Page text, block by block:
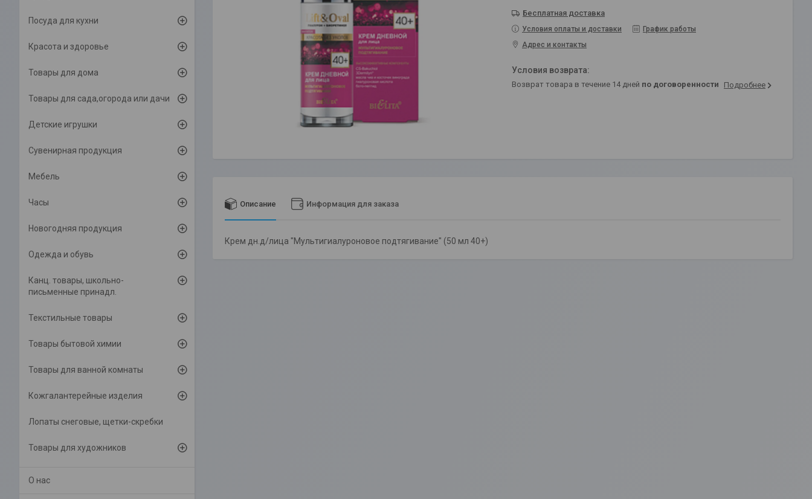
Бесплатная доставка
Условия оплаты и доставки
График работы
Адрес и контакты
возврат товара в течение 14 дней по договоренности Подробнее
Описание Информация для заказа
Крем дн.д/лица "Мультигиалуроновое подтягивание" (50 мл 40+)
Посуда для кухни
Красота и здоровье
Товары для дома
Товары для сада,огорода или дачи
Детские игрушки
Сувенирная продукция
Мебель
Часы
Новогодняя продукция
Одежда и обувь
Канц. товары, школьно-
письменные принадл.
Текстильные товары
Товары бытовой химии
Товары для ванной комнаты
Кожгалантерейные изделия
Лопаты снеговые, щетки-скребки
Товары для художников
О нас